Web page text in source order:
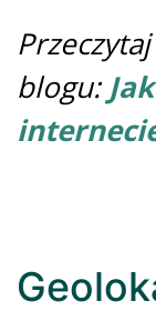
blogu: